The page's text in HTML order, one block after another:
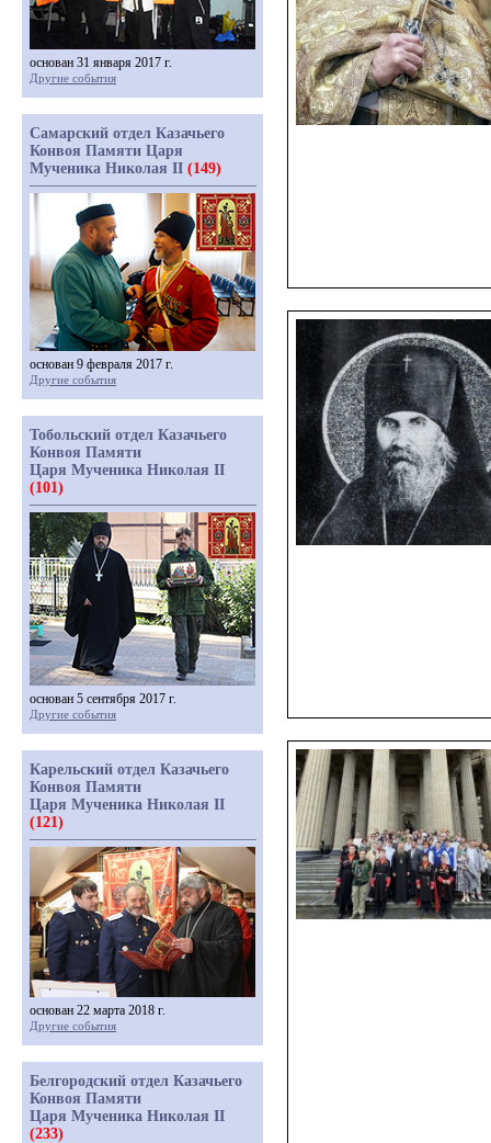
основан 31 января 2017 г.
Другие события
Самарский отдел Казачьего
Конвоя Памяти Царя
Мученика Николая II (149)
основан 9 февраля 2017 г.
Другие события
Тобольский отдел Казачьего
Конвоя Памяти
Царя Мученика Николая II
(101)
основан 5 сентября 2017 г.
Другие события
Карельский отдел Казачьего
Конвоя Памяти
Царя Мученика Николая II
(121)
основан 22 марта 2018 г.
Другие события
Белгородский отдел Казачьего
Конвоя Памяти
Царя Мученика Николая II
(233)